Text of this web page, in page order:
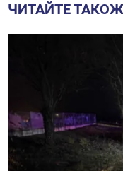
ЧИТАЙТЕ ТАКОЖ